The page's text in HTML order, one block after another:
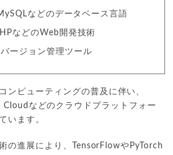
などのデータベース言語
などのWeb開発技術
ージョン管理ツール
ンピューティングの普及に伴い、
などのクラウドプラットフォー
います。
の進展により、TensorFlowやPyTorch